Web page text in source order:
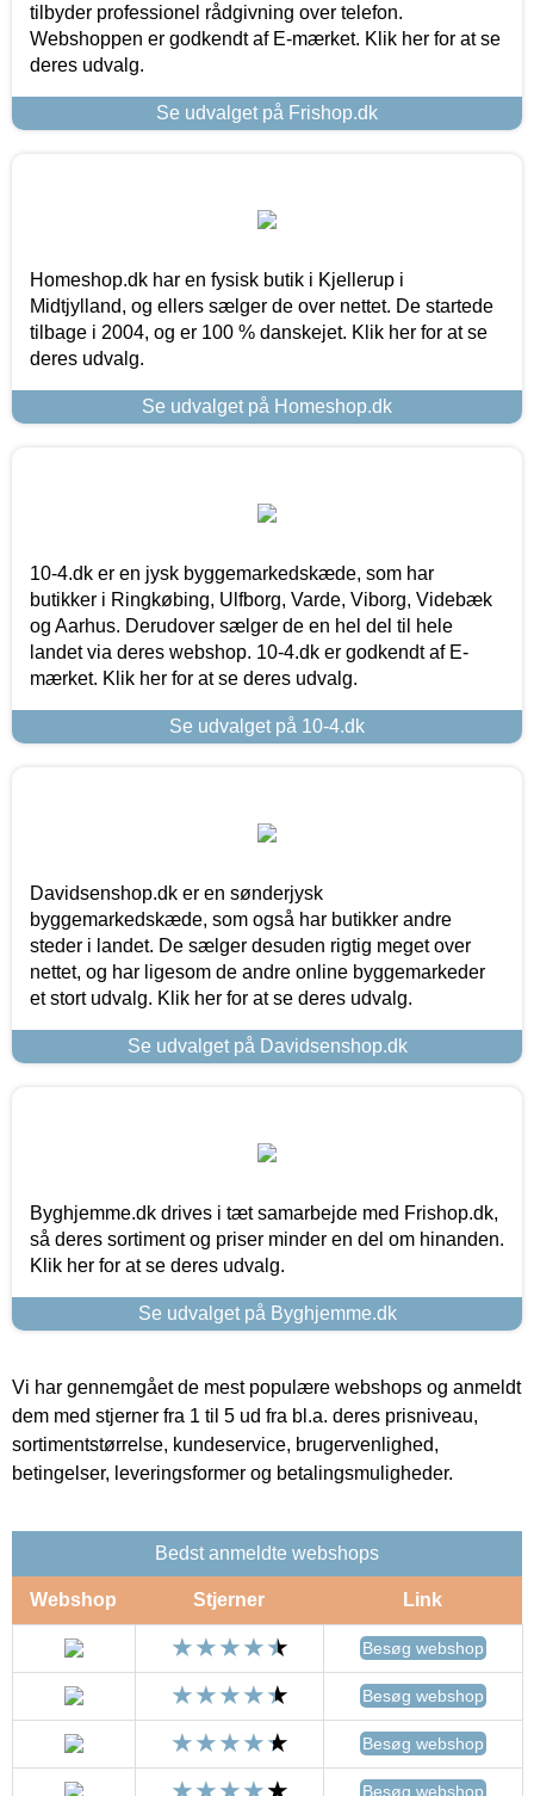
tilbyder professionel rådgivning over telefon.
Webshoppen er godkendt af E-mærket. Klik her for at se
deres udvalg.
Se udvalget på Frishop.dk
Homeshop.dk har en fysisk butik i Kjellerup i
Midtjylland, og ellers sælger de over nettet. De startede
tilbage i 2004, og er 100 % danskejet. Klik her for at se
deres udvalg.
Se udvalget på Homeshop.dk
10-4.dk er en jysk byggemarkedskæde, som har
butikker i Ringkøbing, Ulfborg, Varde, Viborg, Videbæk
og Aarhus. Derudover sælger de en hel del til hele
landet via deres webshop. 10-4.dk er godkendt af E-
mærket. Klik her for at se deres udvalg.
Se udvalget på 10-4.dk
Davidsenshop.dk er en sønderjysk
byggemarkedskæde, som også har butikker andre
steder i landet. De sælger desuden rigtig meget over
nettet, og har ligesom de andre online byggemarkeder
et stort udvalg. Klik her for at se deres udvalg.
Se udvalget på Davidsenshop.dk
Byghjemme.dk drives i tæt samarbejde med Frishop.dk,
så deres sortiment og priser minder en del om hinanden.
Klik her for at se deres udvalg.
Se udvalget på Byghjemme.dk
Vi har gennemgået de mest populære webshops og anmeldt
dem med stjerner fra 1 til 5 ud fra bl.a. deres prisniveau,
sortimentstørrelse, kundeservice, brugervenlighed,
betingelser, leveringsformer og betalingsmuligheder.
Bedst anmeldte webshops
Webshop Stjerner Link
Besøg webshop
Besøg webshop
Besøg webshop
Besøg webshop